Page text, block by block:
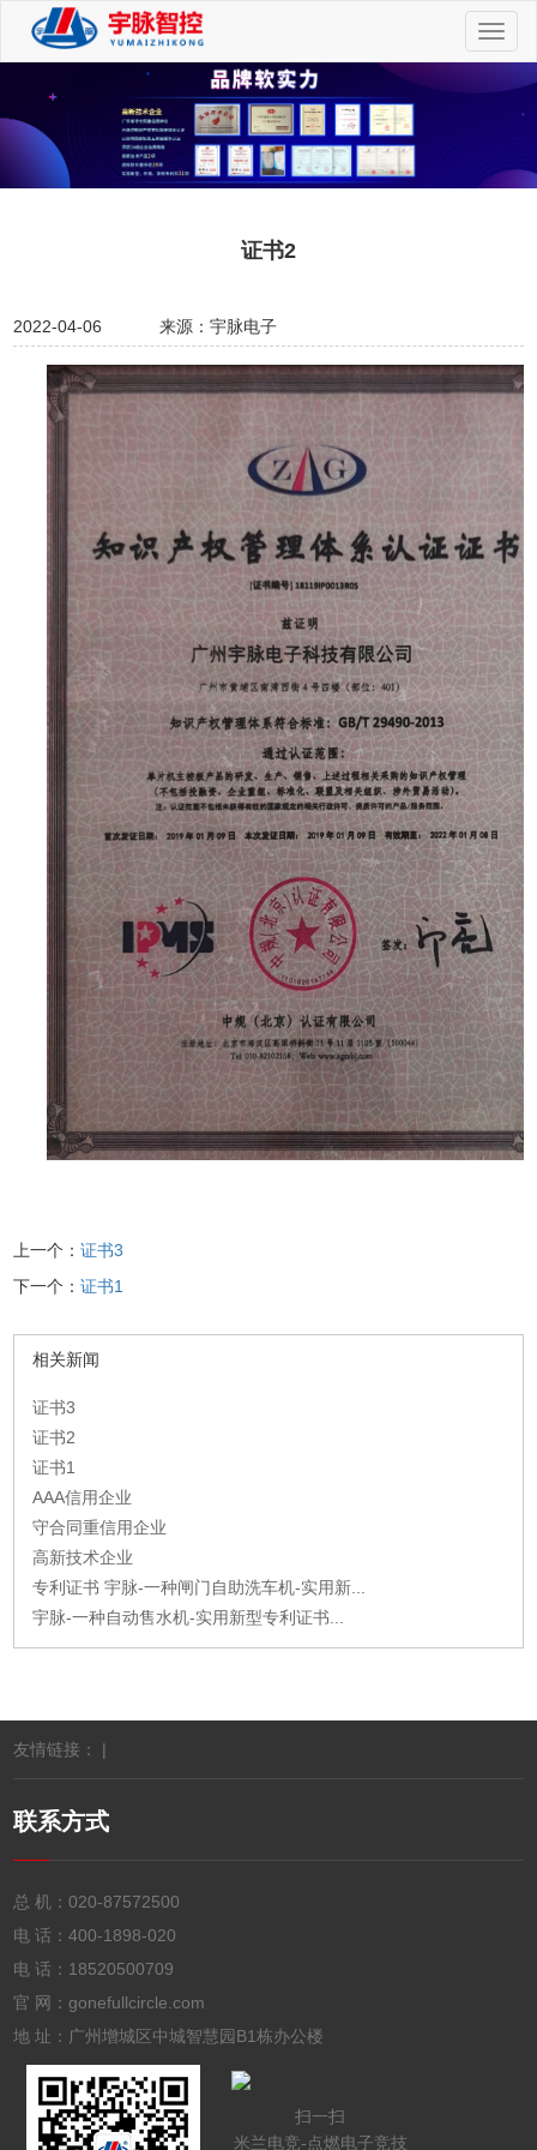
切
换
证书2
2022-04-06 来源：宇脉电子
上一个：证书3
下一个：证书1
相关新闻
证书3
证书2
证书1
AAA信用企业
守合同重信用企业
高新技术企业
专利证书 宇脉-一种闸门自助洗车机-实用新...
宇脉-一种自动售水机-实用新型专利证书...
友情链接： |
联系方式
总 机：020-87572500
电 话：400-1898-020
电 话： 18520500709
官 网：gonefullcircle.com
地 址：广州增城区中城智慧园B1栋办公楼
扫一扫
米兰电竞-点燃电子竞技